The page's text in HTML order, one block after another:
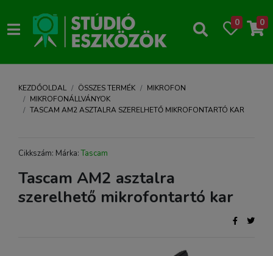
0 0
KEZDŐOLDAL ÖSSZES TERMÉK
MIKROFON
MIKROFONÁLLVÁNYOK
TASCAM AM2 ASZTALRA SZERELHETŐ MIKROFONTARTÓ KAR
Cikkszám: Márka:Tascam
Tascam AM2 asztalra
szerelhető mikrofontartó kar